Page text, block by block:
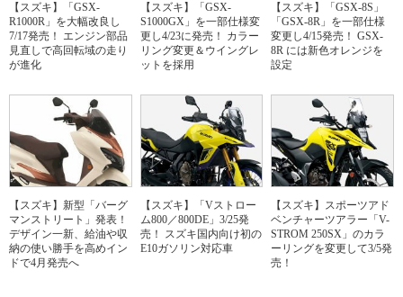
【スズキ】「GSX-
R1000R」を大幅改良し
7/17発売！ エンジン部品
見直しで高回転域の走り
が進化
【スズキ】「GSX-
S1000GX」を一部仕様変
更し4/23に発売！ カラー
リング変更＆ウイングレ
ットを採用
【スズキ】「GSX-8S」
「GSX-8R」を一部仕様
変更し4/15発売！ GSX-
8R には新色オレンジを
設定
【スズキ】新型「バーグ
マンストリート」発表！
デザイン一新、給油や収
納の使い勝手を高めイン
ドで4月発売へ
【スズキ】「Vストロー
ム800／800DE」3/25発
売！ スズキ国内向け初の
E10ガソリン対応車
【スズキ】スポーツアド
ベンチャーツアラー「V-
STROM 250SX」のカラ
ーリングを変更して3/5発
売！